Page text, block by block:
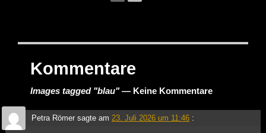
Kommentare
Images tagged "blau"— Keine Kommentare
Petra Römersagte am 23. Juli 2026 um 11:46 :